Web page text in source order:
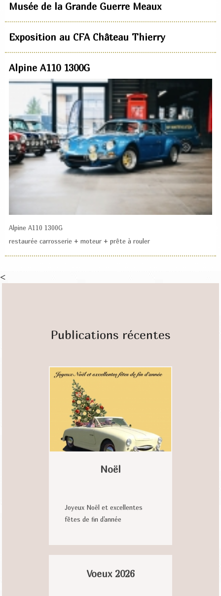
Musée de la Grande Guerre Meaux
Exposition au CFA Château Thierry
Alpine A110 1300G
Alpine A110 1300G
restaurée carrosserie + moteur + prête à rouler
<
Publications récentes
Noël
Joyeux Noël et excellentes
fêtes de fin d'année
Voeux 2026